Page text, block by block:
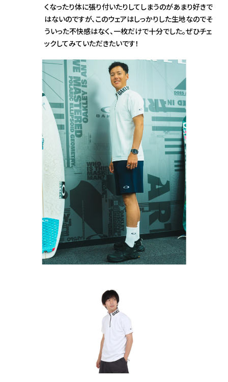
くなったり体に張り付いたりしてしまうのがあまり好きで
はないのですが、このウェアはしっかりした生地なのでそ
ういった不快感はなく、一枚だけで十分でした。ぜひチェ
ックしてみていただきたいです！